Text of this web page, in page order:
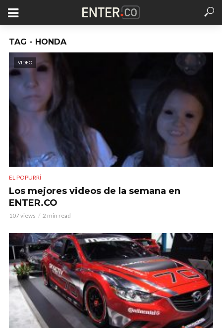
TAG - HONDA
VIDEO
EL POPURRÍ
Los mejores videos de la semana en
ENTER.CO
107 views 2 min read